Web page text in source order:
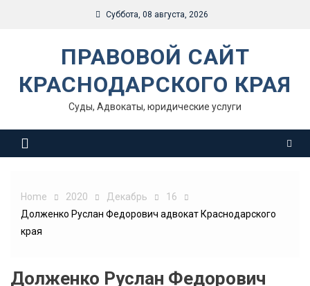
Суббота, 08 августа, 2026
ПРАВОВОЙ САЙТ
КРАСНОДАРСКОГО КРАЯ
Суды, Адвокаты, юридические услуги
Home 2020 Декабрь
16
Долженко Руслан Федорович адвокат Краснодарского
края
Долженко Руслан Федорович